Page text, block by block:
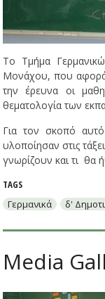
Το Τμήμα
Μονάχου, που αφορά
την έρευνα οι
θεματολογία των
Για τον σκοπό αυτό
υλοποίησαν στις
γνωρίζουν και τι θα
TAGS
Γερμανικά
δ'
Media